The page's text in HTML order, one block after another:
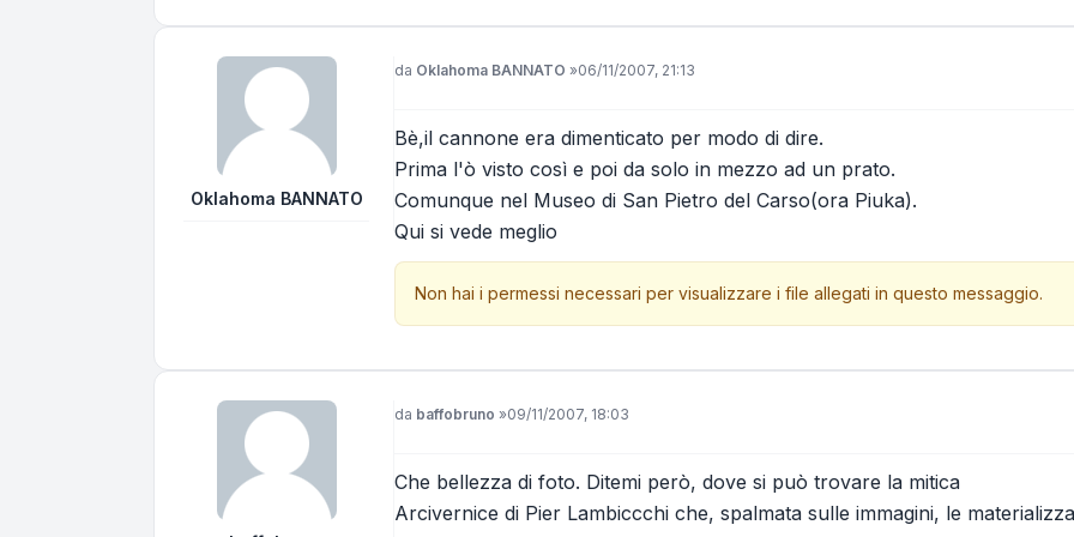
Oklahoma BANNATO
Messaggio
da Oklahoma BANNATO »06/11/2007, 21:13
Bè,il cannone era dimenticato per modo di dire.
Prima l'ò visto così e poi da solo in mezzo ad un prato.
Comunque nel Museo di San Pietro del Carso(ora Piuka).
Qui si vede meglio
Non hai i permessi necessari per visualizzare i file allegati in questo messaggio.
Messaggio
da baffobruno »09/11/2007, 18:03
Che bellezza di foto. Ditemi però, dove si può trovare la mitica
Arcivernice di Pier Lambiccchi che, spalmata sulle immagini, le